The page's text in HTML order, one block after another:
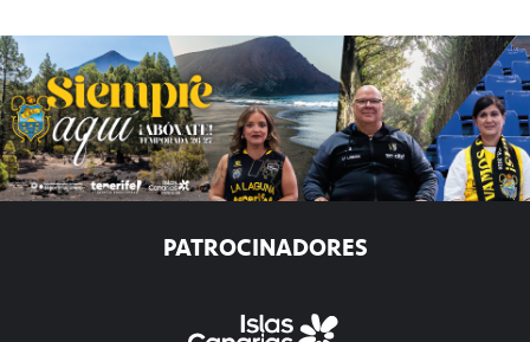
PATROCINADORES